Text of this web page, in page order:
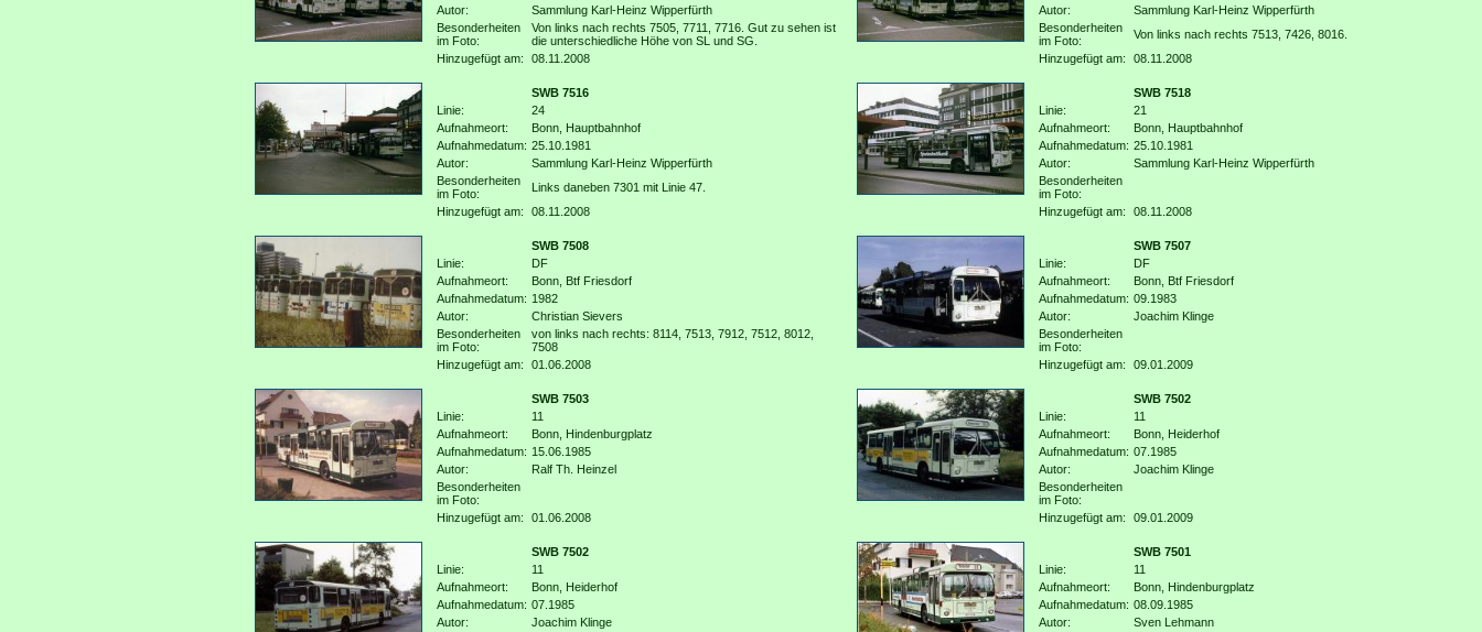
Autor:
Sammlung Karl-Heinz Wipperfürth
Besonderheiten
im Foto:
Von links nach rechts 7505, 7711, 7716. Gut zu sehen ist
die unterschiedliche Höhe von SL und SG.
Hinzugefügt am:
08.11.2008
Autor:
Sammlung Karl-Heinz Wipperfürth
Besonderheiten
im Foto:
Von links nach rechts 7513, 7426, 8016.
Hinzugefügt am:
08.11.2008
SWB 7516
Linie:
24
Aufnahmeort:
Bonn, Hauptbahnhof
Aufnahmedatum: 25.10.1981
Autor:
Sammlung Karl-Heinz Wipperfürth
Besonderheiten
im Foto:
Links daneben 7301 mit Linie 47.
Hinzugefügt am:
08.11.2008
SWB 7518
Linie:
21
Aufnahmeort:
Bonn, Hauptbahnhof
Aufnahmedatum: 25.10.1981
Autor:
Sammlung Karl-Heinz Wipperfürth
Besonderheiten
im Foto:
Hinzugefügt am:
08.11.2008
SWB 7508
Linie:
DF
Aufnahmeort:
Bonn, Btf Friesdorf
Aufnahmedatum: 1982
Autor:
Christian Sievers
Besonderheiten
im Foto:
von links nach rechts: 8114, 7513, 7912, 7512, 8012,
7508
Hinzugefügt am:
01.06.2008
SWB 7507
Linie:
DF
Aufnahmeort:
Bonn, Btf Friesdorf
Aufnahmedatum: 09.1983
Autor:
Joachim Klinge
Besonderheiten
im Foto:
Hinzugefügt am:
09.01.2009
SWB 7503
Linie:
11
Aufnahmeort:
Bonn, Hindenburgplatz
Aufnahmedatum: 15.06.1985
Autor:
Ralf Th. Heinzel
Besonderheiten
im Foto:
Hinzugefügt am:
01.06.2008
SWB 7502
Linie:
11
Aufnahmeort:
Bonn, Heiderhof
Aufnahmedatum: 07.1985
Autor:
Joachim Klinge
Besonderheiten
im Foto:
Hinzugefügt am:
09.01.2009
SWB 7502
Linie:
11
Aufnahmeort:
Bonn, Heiderhof
Aufnahmedatum: 07.1985
Autor:
Joachim Klinge
SWB 7501
Linie:
11
Aufnahmeort:
Bonn, Hindenburgplatz
Aufnahmedatum: 08.09.1985
Autor:
Sven Lehmann